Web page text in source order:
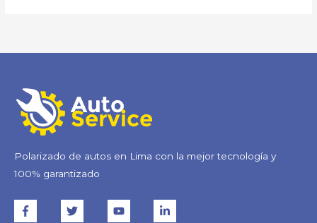
Polarizado de autos en Lima con la mejor tecnología y
100% garantizado